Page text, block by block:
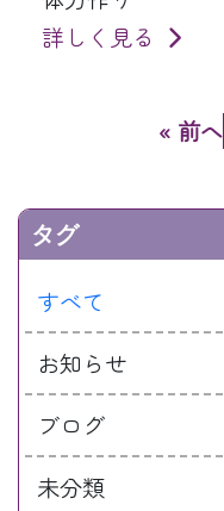
詳しく見る
の
ペ
ジ
送
り
« 前へ
タグ
すべて
お知らせ
ブログ
未分類